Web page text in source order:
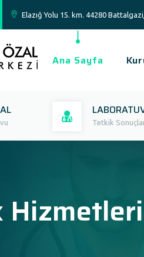
Elazığ Yolu 15. km. 44280
Ana Sayfa
Tetkik